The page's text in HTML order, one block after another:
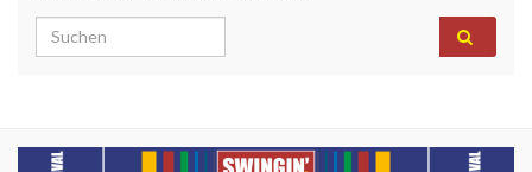
Search for: